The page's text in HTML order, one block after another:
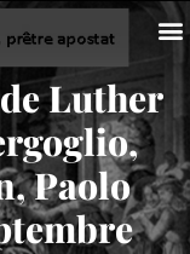
Luther
Paolo